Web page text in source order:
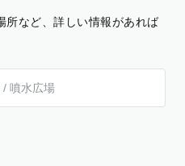
所など、詳しい情報があれば